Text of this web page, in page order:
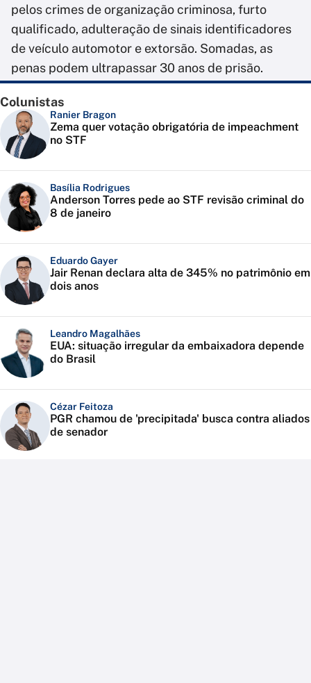
pelos crimes de organização criminosa, furto
qualificado, adulteração de sinais identificadores
de veículo automotor e extorsão. Somadas, as
penas podem ultrapassar 30 anos de prisão.
Colunistas
Ranier Bragon
Zema quer votação obrigatória de impeachment
no STF
Basília Rodrigues
Anderson Torres pede ao STF revisão criminal do
8 de janeiro
Eduardo Gayer
Jair Renan declara alta de 345% no patrimônio em
dois anos
Leandro Magalhães
EUA: situação irregular da embaixadora depende
do Brasil
Cézar Feitoza
PGR chamou de 'precipitada' busca contra aliados
de senador